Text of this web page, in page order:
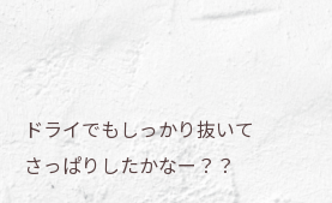
ドライでもしっかり抜いて
さっぱりしたかなー？？